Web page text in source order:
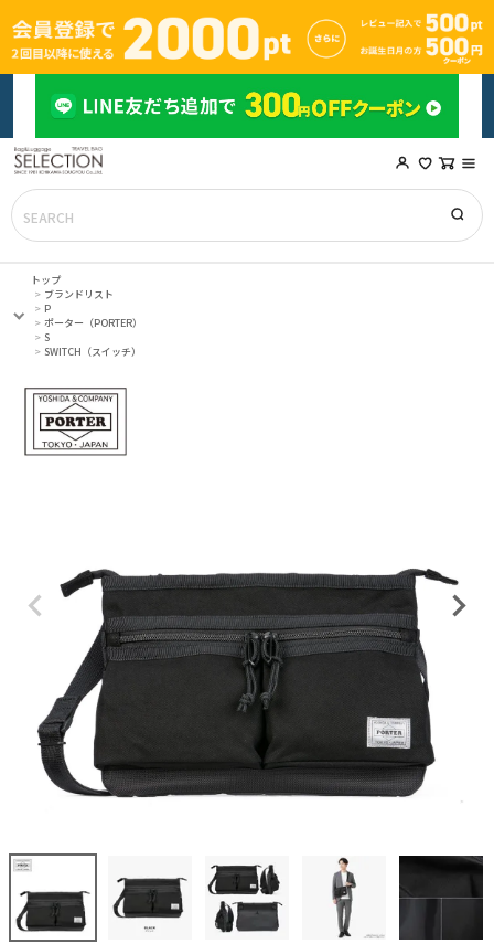
トップ
ブランドリスト
P
ポーター（PORTER）
S
SWITCH（スイッチ）